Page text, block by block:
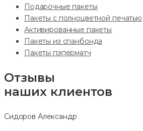
Подарочные пакеты
Пакеты с полноцветной печатью
Активированные пакеты
Пакеты из спанбонда
Пакеты пэперматч
Отзывы
наших клиентов
Сидоров Александр